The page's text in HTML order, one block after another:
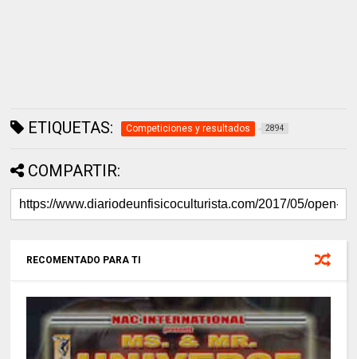
ETIQUETAS: Competiciones y resultados 2894
COMPARTIR:
RECOMENTADO PARA TI